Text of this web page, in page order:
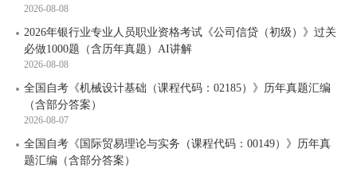
2026-08-08
2026年银行业专业人员职业资格考试《公司信贷（初级）》过关
必做1000题（含历年真题）AI讲解
2026-08-08
全国自考《机械设计基础（课程代码：02185）》历年真题汇编
（含部分答案）
2026-08-07
全国自考《国际贸易理论与实务（课程代码：00149）》历年真
题汇编（含部分答案）